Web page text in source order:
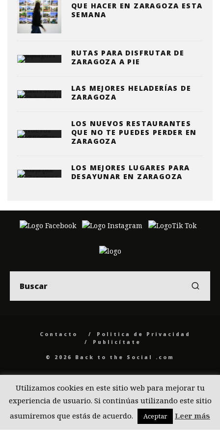
QUE HACER EN ZARAGOZA ESTA
SEMANA
RUTAS PARA DISFRUTAR DE
ZARAGOZA A PIE
LAS MEJORES HELADERÍAS DE
ZARAGOZA
LOS NUEVOS RESTAURANTES
QUE NO TE PUEDES PERDER EN
ZARAGOZA
LOS MEJORES LUGARES PARA
DESAYUNAR EN ZARAGOZA
Contacto
Politica de Privacidad
Publicítate
© 2026 Back to the Social .com
Utilizamos cookies en este sitio web para mejorar tu
experiencia de usuario. Si continúas utilizando este sitio
asumiremos que estás de acuerdo.
Aceptar Leer más